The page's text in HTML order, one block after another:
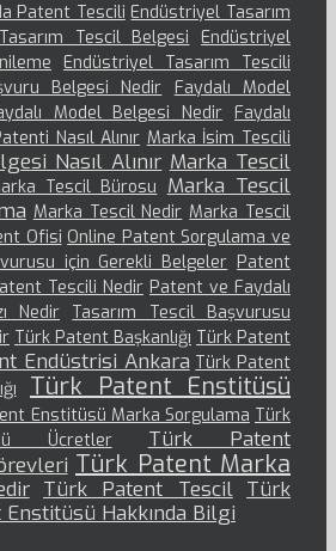
Patent Tescili Endüstriyel Tasarım
Tescil Belgesi
Endüstriyel
Endüstriyel Tasarım Tescili
Belgesi Nedir
Faydalı Model
Model Belgesi Nedir Faydalı
Nasıl Alınır Marka İsim Tescili
Nasıl Alınır Marka Tescil
Tescil Bürosu Marka Tescil
Marka Tescil Nedir Marka Tescil
Ofisi Online Patent Sorgulama ve
için Gerekli Belgeler Patent
Tescili Nedir Patent ve Faydalı
Nedir Tasarım Tescil Başvurusu
Türk Patent Başkanlığı Türk Patent
Endüstrisi Ankara Türk Patent
Türk Patent Enstitüsü
Enstitüsü Marka Sorgulama Türk
Ücretler
Türk Patent
Türk Patent Marka
Türk Patent Tescil Türk
Hakkında Bilgi